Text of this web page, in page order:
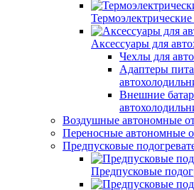
Аксессуары для
Чехлы для
Адаптеры
Внешние
Воздушные автономные
Переносные автономные
Предпусковые
Предпусковые